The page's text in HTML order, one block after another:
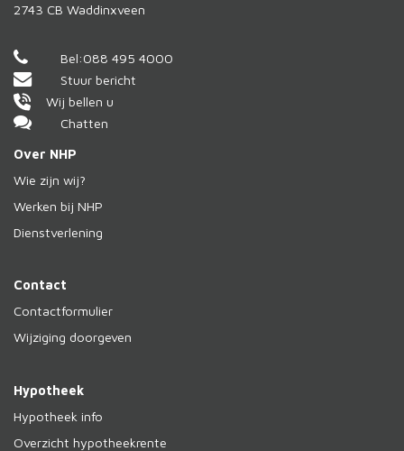
2743 CB Waddinxveen
Bel:088 495 4000
Stuur bericht
Wij bellen u
Chatten
Over NHP
Wie zijn wij?
Werken bij NHP
Dienstverlening
Contact
Contactformulier
Wijziging doorgeven
Hypotheek
Hypotheek info
Overzicht hypotheekrente